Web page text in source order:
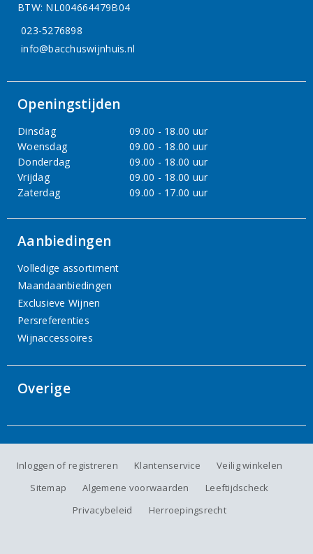
BTW: NL004664479B04
023-5276898
info@bacchuswijnhuis.nl
Openingstijden
Dinsdag
09.00 - 18.00 uur
Woensdag
09.00 - 18.00 uur
Donderdag
09.00 - 18.00 uur
Vrijdag
09.00 - 18.00 uur
Zaterdag
09.00 - 17.00 uur
Aanbiedingen
Volledige assortiment
Maandaanbiedingen
Exclusieve Wijnen
Persreferenties
Wijnaccessoires
Overige
Inloggen of registreren Klantenservice
Veilig winkelen
Sitemap
Algemene voorwaarden
Leeftijdscheck
Privacybeleid
Herroepingsrecht